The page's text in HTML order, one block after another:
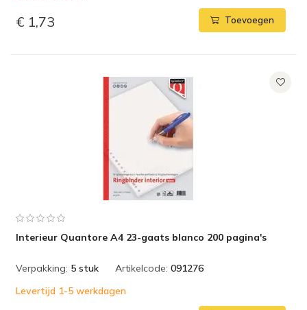
€ 1,73 Toevoegen
Interieur Quantore A4 23-gaats blanco 200 pagina's
Verpakking: 5 stuk Artikelcode: 091276
Levertijd 1-5 werkdagen